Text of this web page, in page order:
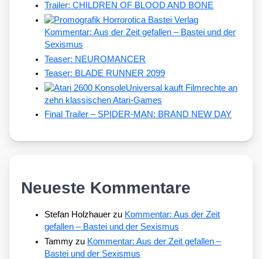
Trailer: CHILDREN OF BLOOD AND BONE
Kommentar: Aus der Zeit gefallen – Bastei und der
Sexismus
Teaser: NEUROMANCER
Teaser: BLADE RUNNER 2099
Universal kauft Filmrechte an
zehn klassischen Atari-Games
Final Trailer – SPIDER-MAN: BRAND NEW DAY
Neueste Kommentare
Stefan Holzhauer zu Kommentar: Aus der Zeit
gefallen – Bastei und der Sexismus
Tammy zu Kommentar: Aus der Zeit gefallen –
Bastei und der Sexismus